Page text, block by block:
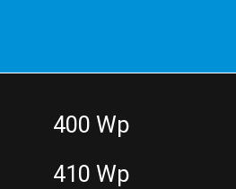
400 Wp
410 Wp